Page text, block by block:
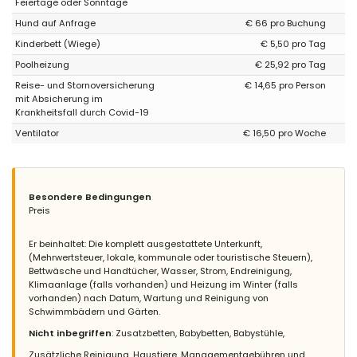
Familien mit älteren Kindern - September 2018 - Spanien :
(Originaltext)
Todo genial
(Übersetzt von Google)
(Originaltext)
uitstekend huis met super verzorgd zwembad ,enig min punt de
cameras afdekken aubde keuken goede aperaturen , de
badkamer is een beetje verouderd en het bubbelbad deed het
niet
ausgezeichnetes Haus mit super gepflegtem Pool, nur
Minuspunkt bitte die Kameras abdecken, die Küche gute
Hund auf Anfrage
€ 66 pro Buchung
Kinderbett (Wiege)
€ 5,50 pro Tag
Poolheizung
€ 25,92 pro Tag
Reise- und Stornoversicherung
mit Absicherung im
Krankheitsfall durch Covid-19
€ 14,65 pro Person
Ventilator € 16,50 pro Woche
Besondere Bedingungen
Preis
Er beinhaltet: Die komplett ausgestattete Unterkunft,
(Mehrwertsteuer, lokale, kommunale oder touristische Steuern),
Bettwäsche und Handtücher, Wasser, Strom, Endreinigung,
Klimaanlage (falls vorhanden) und Heizung im Winter (falls
vorhanden) nach Datum, Wartung und Reinigung von
Schwimmbädern und Gärten.
Nicht inbegriffen: Zusatzbetten, Babybetten, Babystühle,
Zusätzliche Reinigung, Haustiere, Managementgebühren und